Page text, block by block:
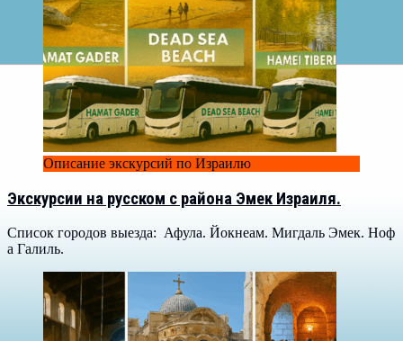
Описание экскурсий по Израилю
Экскурсии на русском с района Эмек Израиля.
Список городов выезда: Афула. Йокнеам. Мигдаль Эмек. Ноф
а Галиль.